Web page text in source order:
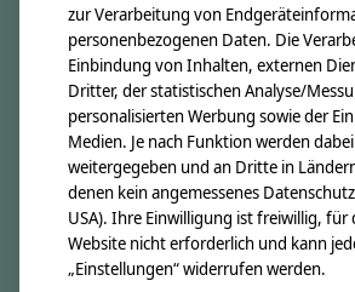
crêpes suzette
Über uns
Unsere Creppies
Nähkästchen
Unsere Stoffe
Impressum
zur Verarbeitung von
personenbezogenen Daten. Die
Einbindung von Inhalten, externen
Dritter, der statistischen Analyse/
personalisierten Werbung sowie der
Medien. Je nach Funktion werden
weitergegeben und an Dritte in
denen kein angemessenes
USA). Ihre Einwilligung ist freiwillig,
Website nicht erforderlich und kann
„Einstellungen“ widerrufen werden.